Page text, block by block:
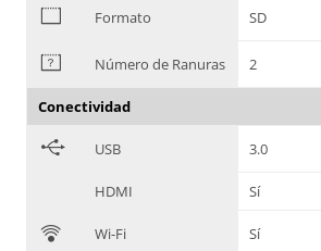
Formato SD
@ Número de Ranuras 2
Conectividad
B USB 3.0
HDMI Sí
C Wi-Fi Sí